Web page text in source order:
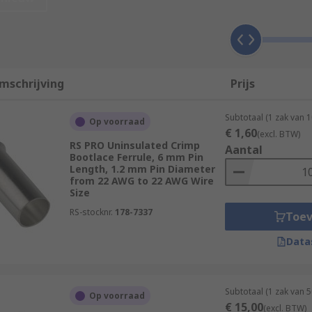
the ferrule through the plastic collar so that the
to crimp the metal tube to hold the wire or
of contact reliability required by a wide range of
Prijs
Op voorraad
RS PRO Uninsulated Crimp
Bootlace Ferrule, 6 mm Pin
Length, 1.2 mm Pin Diameter
from 22 AWG to 22 AWG Wire
Size
RS-stocknr. 178-7337
Subtotaal (1 zak van
€ 1,60(excl. BTW)
Aantal
Op voorraad Subtotaal (1 zak van
€ 15,00(excl. BTW)